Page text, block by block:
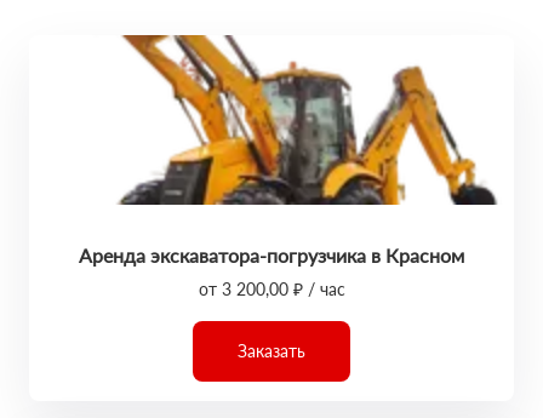
Аренда экскаватора-погрузчика в Красном
от 3 200,00 ₽ / час
Заказать